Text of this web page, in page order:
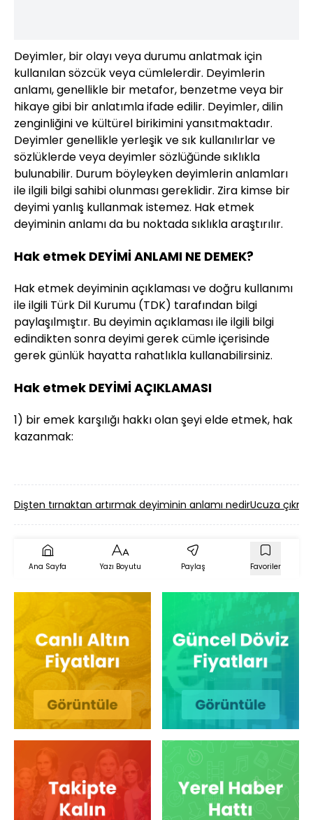
Deyimler, bir olayı veya durumu anlatmak için
kullanılan sözcük veya cümlelerdir. Deyimlerin
anlamı, genellikle bir metafor, benzetme veya bir
hikaye gibi bir anlatımla ifade edilir. Deyimler, dilin
zenginliğini ve kültürel birikimini yansıtmaktadır.
Deyimler genellikle yerleşik ve sık kullanılırlar ve
sözlüklerde veya deyimler sözlüğünde sıklıkla
bulunabilir. Durum böyleyken deyimlerin anlamları
ile ilgili bilgi sahibi olunması gereklidir. Zira kimse bir
deyimi yanlış kullanmak istemez. Hak etmek
deyiminin anlamı da bu noktada sıklıkla araştırılır.
Hak etmek DEYİMİ ANLAMI NE DEMEK?
Hak etmek deyiminin açıklaması ve doğru kullanımı
ile ilgili Türk Dil Kurumu (TDK) tarafından bilgi
paylaşılmıştır. Bu deyimin açıklaması ile ilgili bilgi
edindikten sonra deyimi gerek cümle içerisinde
gerek günlük hayatta rahatlıkla kullanabilirsiniz.
Hak etmek DEYİMİ AÇIKLAMASI
1) bir emek karşılığı hakkı olan şeyi elde etmek, hak
kazanmak:
Dişten tırnaktan artırmak deyiminin anlamı nedirUcuza
Ana Sayfa Yazı Boyutu Paylaş Favoriler